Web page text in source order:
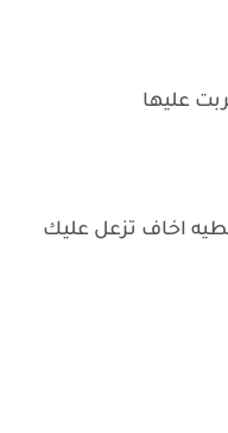
عليها
خطيه اخاف تزعل عليك